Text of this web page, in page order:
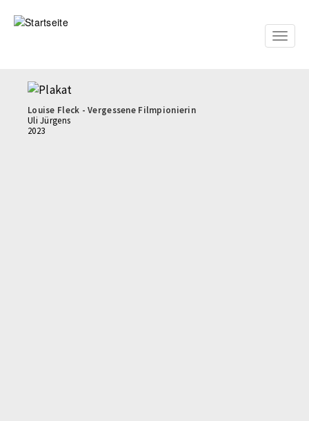
zum
Toggle
Louise Fleck - Vergessene Filmpionierin
Uli Jürgens
2023